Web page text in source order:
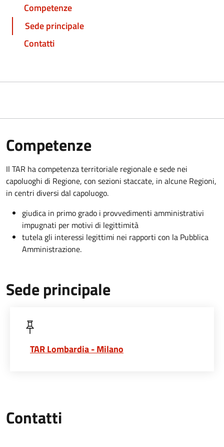
Competenze
Sede principale
Contatti
Competenze
Il TAR ha competenza territoriale regionale e sede nei
capoluoghi di Regione, con sezioni staccate, in alcune Regioni,
in centri diversi dal capoluogo.
giudica in primo grado i provvedimenti amministrativi
impugnati per motivi di legittimità
tutela gli interessi legittimi nei rapporti con la Pubblica
Amministrazione.
Sede principale
TAR Lombardia - Milano
Contatti